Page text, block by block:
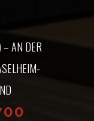
– AN DER
Ä